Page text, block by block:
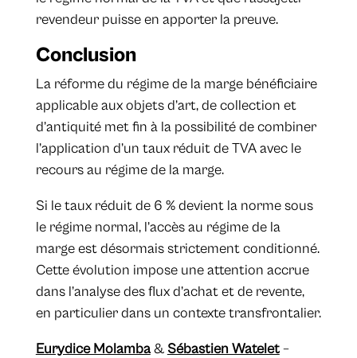
revendeur puisse en apporter la preuve.
Conclusion
La réforme du régime de la marge bénéficiaire
applicable aux objets d’art, de collection et
d’antiquité met fin à la possibilité de combiner
l’application d’un taux réduit de TVA avec le
recours au régime de la marge.
Si le taux réduit de 6 % devient la norme sous
le régime normal, l’accès au régime de la
marge est désormais strictement conditionné.
Cette évolution impose une attention accrue
dans l’analyse des flux d’achat et de revente,
en particulier dans un contexte transfrontalier.
Eurydice Molamba& Sébastien Watelet–